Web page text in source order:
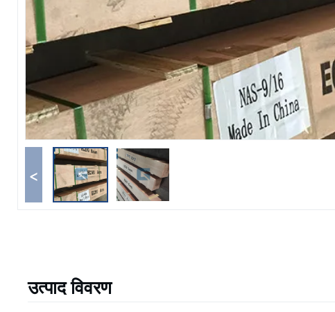
<
उत्पाद विवरण